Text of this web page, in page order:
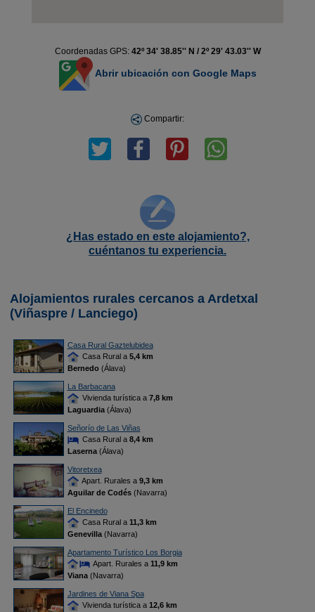
Coordenadas GPS: 42º 34' 38.85'' N / 2º 29' 43.03'' W
Abrir ubicación con Google Maps
Compartir:
¿Has estado en este alojamiento?,
cuéntanos tu experiencia.
Alojamientos rurales cercanos a Ardetxal
(Viñaspre / Lanciego)
Casa Rural Gaztelubidea
Casa Rural a 5,4 km
Bernedo(Álava)
La Barbacana
Vivienda turística a 7,8 km
Laguardia(Álava)
Señorío de Las Viñas
Casa Rural a 8,4 km
Laserna(Álava)
Vitoretxea
Apart. Rurales a 9,3 km
Aguilar de Codés(Navarra)
El Encinedo
Casa Rural a 11,3 km
Genevilla(Navarra)
Apartamento Turístico Los Borgia
Apart. Rurales a 11,9 km
Viana(Navarra)
Jardines de Viana Spa
Vivienda turística a 12,6 km